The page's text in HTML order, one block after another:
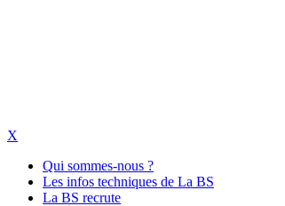
X
Qui sommes-nous ?
Les infos techniques de La BS
La BS recrute